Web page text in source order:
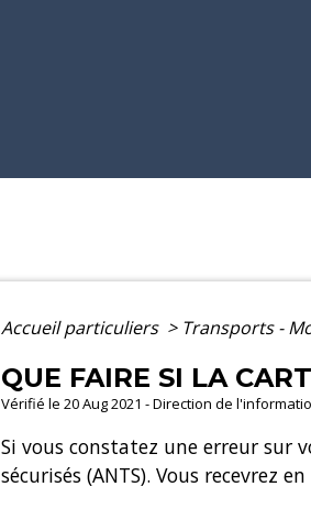
Accueil particuliers > Transports -
QUE FAIRE SI LA
Vérifié le 20 Aug 2021 - Direction de
Si vous constatez une erreur sur
sécurisés (ANTS). Vous recevrez